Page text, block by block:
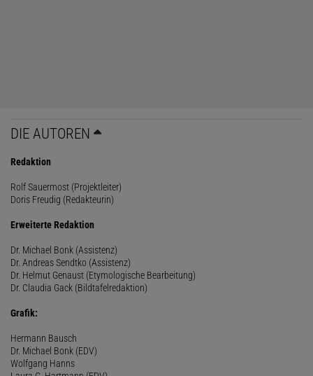
DIE AUTOREN
Redaktion
Rolf Sauermost (Projektleiter)
Doris Freudig (Redakteurin)
Erweiterte Redaktion
Dr. Michael Bonk (Assistenz)
Dr. Andreas Sendtko (Assistenz)
Dr. Helmut Genaust (Etymologische Bearbeitung)
Dr. Claudia Gack (Bildtafelredaktion)
Grafik:
Hermann Bausch
Dr. Michael Bonk (EDV)
Wolfgang Hanns